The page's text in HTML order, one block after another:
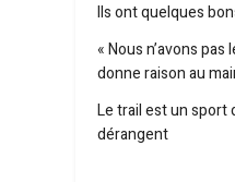
Ils ont quelques
« Nous n’avons pas
donne raison au
Le trail est un sport
dérangent